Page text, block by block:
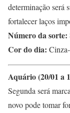
determinação será
fortalecer laços
Número da sorte:
Cor do dia:
Aquário (20/01 a
Segunda será
novo pode tomar